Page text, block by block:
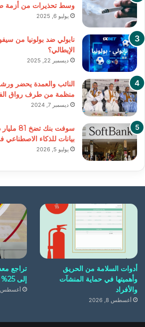
وسط تحذيرات من أزمة
يوليو 6, 2025
نابولي ضد بولونيا من
الإيطالي؟
ديسمبر 22, 2025
النائب والعمدة يحضر
منظمة من طرف رواق
ديسمبر 7, 2024
سوفت بنك
بيانات للذكاء الاصطناعي
يوليو 5, 2026
أدوات السلامة من الحريق
وأهميتها في حماية المنشآت
والأفراد
أغسطس 8, 2026
تراجع
إلى 25% خلال 2025
أغسطس 8, 2026